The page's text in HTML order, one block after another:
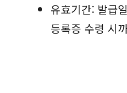
유효기간: 발급
등록증 수령 시